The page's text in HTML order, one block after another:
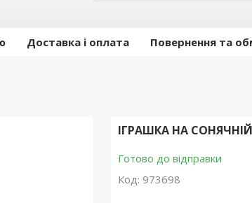
Доставка і оплата Повернення та
ІГРАШКА НА СОНЯЧНІЙ
Готово до відправки
Код: 973698